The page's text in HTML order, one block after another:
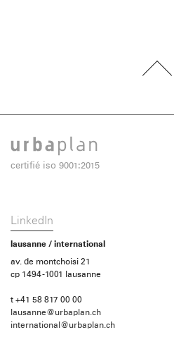
certifié iso 9001:2015
LinkedIn
lausanne / international
av. de montchoisi 21
cp 1494 -1001 lausanne
t +41 58 817 00 00
lausanne@urbaplan.ch
international@urbaplan.ch